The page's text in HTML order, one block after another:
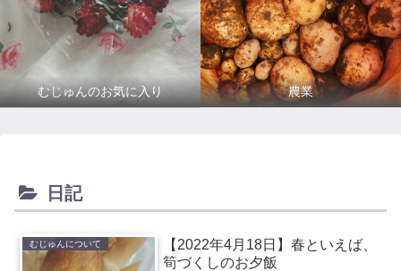
むじゅんのお気に入り 農業
日記
むじゅんについて
【2022年4月18日】春といえば、
筍づくしのお夕飯